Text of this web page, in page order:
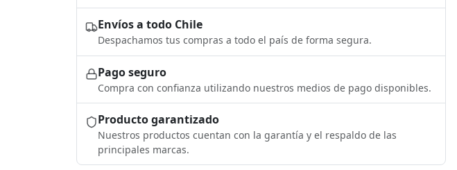
Envíos a todo Chile
Despachamos tus compras a todo el país de forma segura.
Pago seguro
Compra con confianza utilizando nuestros medios de pago disponibles.
Producto garantizado
Nuestros productos cuentan con la garantía y el respaldo de las
principales marcas.